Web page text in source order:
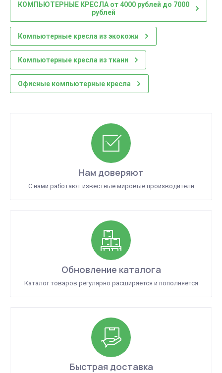
КОМПЬЮТЕРНЫЕ КРЕСЛА от 4000 рублей до 7000
рублей
Компьютерные кресла из экокожи
Компьютерные кресла из ткани
Офисные компьютерные кресла
Нам доверяют
С нами работают известные мировые производители
Обновление каталога
Каталог товаров регулярно расширяется и пополняется
Быстрая доставка